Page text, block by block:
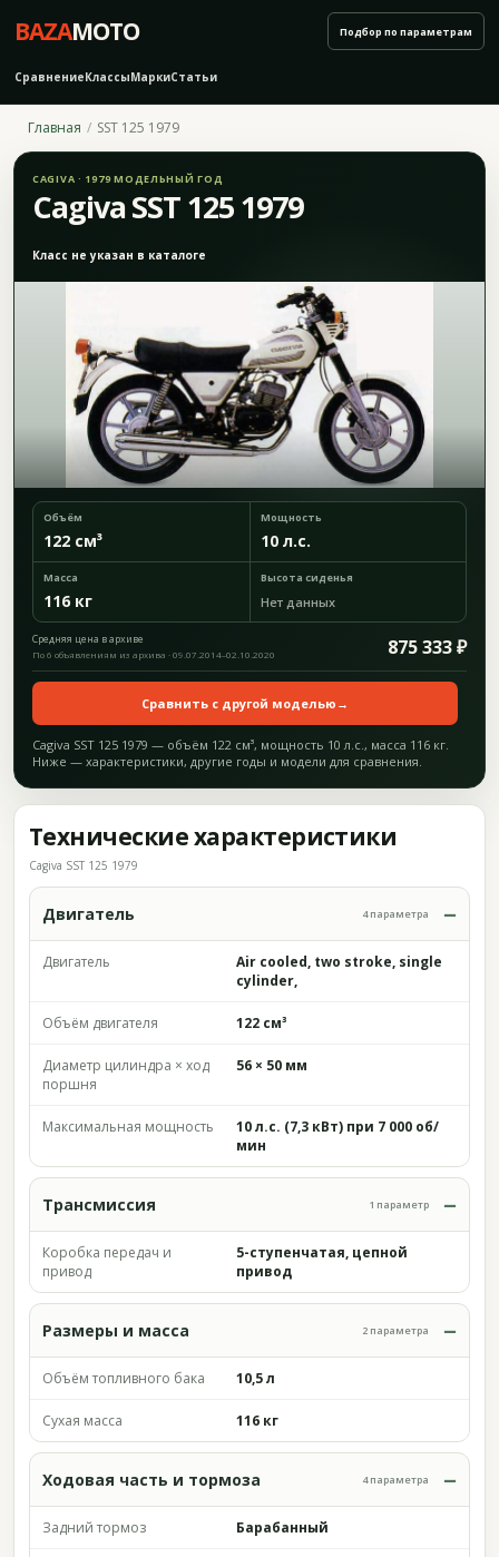
BAZAMOTO
СравнениеКлассыМаркиСтатьи
Подбор по параметрам
Главная SST 125 1979
CAGIVA · 1979 МОДЕЛЬНЫЙ ГОД
Cagiva SST 125 1979
Класс не указан в каталоге
Объём
122 см³
Мощность
10 л.с.
Масса
116 кг
Высота сиденья
Нет данных
Средняя цена в архиве 875 333 ₽
По 6 объявлениям из архива · 09.07.2014–02.10.2020
Сравнить с другой моделью →
Cagiva SST 125 1979 — объём 122 см³, мощность 10 л.с., масса 116 кг.
Ниже — характеристики, другие годы и модели для сравнения.
Технические характеристики
Cagiva SST 125 1979
Двигатель 4 параметра
Двигатель
Air cooled, two stroke, single
cylinder,
Объём двигателя 122 см³
Диаметр цилиндра × ход
поршня
56 × 50 мм
Максимальная мощность
10 л.с. (7,3 кВт) при 7 000 об/
мин
Трансмиссия 1 параметр
Коробка передач и
привод
5-ступенчатая, цепной
привод
Размеры и масса 2 параметра
Объём топливного бака 10,5 л
Сухая масса 116 кг
Ходовая часть и тормоза 4 параметра
Задний тормоз Барабанный